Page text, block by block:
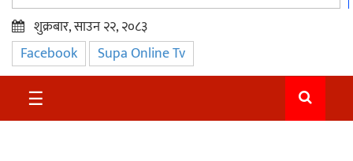
प्रमुख
समाचार
सुदुर
शुक्रबार, साउन २२, २०८३
Facebook Supa Online Tv
☰